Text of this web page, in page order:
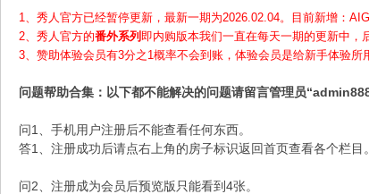
1、秀人官方已经暂停更新，最新一期为2026.02.04。目前新增：
2、 秀人官方的番外系列 即内购版本我们一直在每天一期的更新中，
3、赞助体验会员有3分之1概率不会到账，体验会员是给新手体验所
问题帮助合集 ：以下都不能解决的问题请留言管理员
问1、手机用户注册后不能查看任何东西。
答1、注册成功后请点右上角的房子标识返回首页查看各个栏目。
问2、注册成为会员后预览版只能看到4张。